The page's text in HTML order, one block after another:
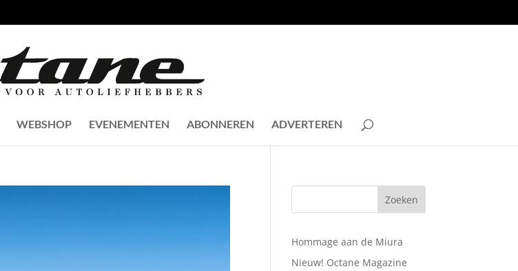
WEBSHOP EVENEMENTEN ABONNEREN ADVERTEREN
Hommage aan de Miura
Nieuw! Octane Magazine